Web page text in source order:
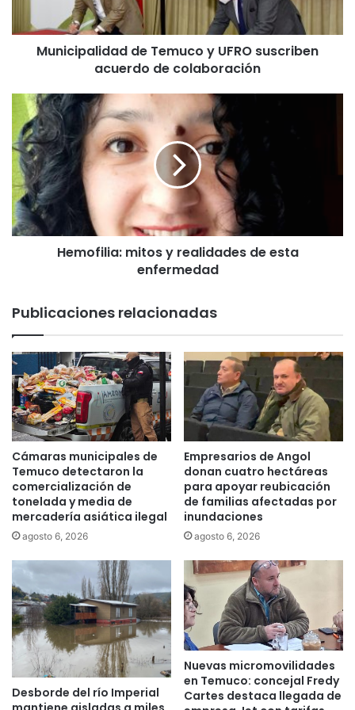
l
e
T
m
u
c
o
O
s
u
s
c
r
i
b
n
a
c
u
e
o
d
e
c
o
b
Municipalidad de Temuco y UFRO suscriben
acuerdo de colaboración
m
o
i
l
i
a
o
s
y
r
e
a
l
i
d
a
d
e
s
d
s
t
a
e
n
r
Hemofilia: mitos y realidades de esta
enfermedad
Publicaciones relacionadas
Cámaras municipales de
Temuco detectaron la
comercialización de
tonelada y media de
mercadería asiática ilegal
agosto 6, 2026
Empresarios de Angol
donan cuatro hectáreas
para apoyar reubicación
de familias afectadas por
inundaciones
agosto 6, 2026
Desborde del río Imperial
Nuevas micromovilidades
en Temuco: concejal Fredy
Cartes destaca llegada de